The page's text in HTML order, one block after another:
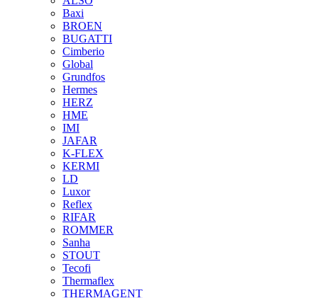
Baxi
BROEN
BUGATTI
Cimberio
Global
Grundfos
Hermes
HERZ
HME
IMI
JAFAR
K-FLEX
KERMI
LD
Luxor
Reflex
RIFAR
ROMMER
Sanha
STOUT
Tecofi
Thermaflex
THERMAGENT